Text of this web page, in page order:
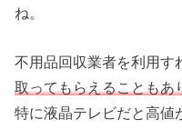
ね。
不用品回収業者を利用す
取ってもらえることもあ
特に液晶テレビだと高値